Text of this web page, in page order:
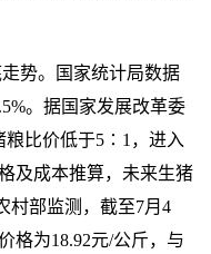
势。国家统计局数据
。据国家发展改革委
粮比价低于5∶1，进入
及成本推算，未来生猪
村部监测，截至7月4
格为18.92元/公斤，与